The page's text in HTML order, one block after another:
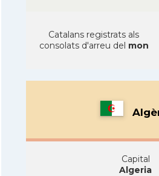
Catalans registrats als
consolats d'arreu del mon
Capital
Algeria